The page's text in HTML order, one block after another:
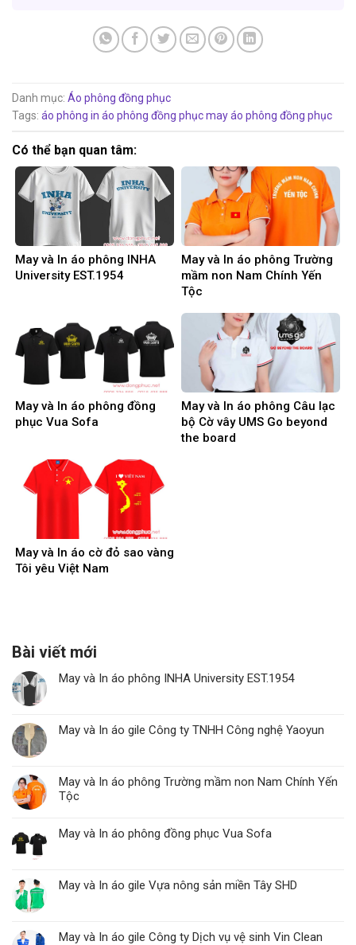
Danh mục: Áo phông đồng phục
Tags: áo phông in áo phông đồng phụcmay áo phông đồng phục
Có thể bạn quan tâm:
May và In áo phông INHA
University EST.1954
May và In áo phông Trường
mầm non Nam Chính Yến
Tộc
May và In áo phông đồng
phục Vua Sofa
May và In áo phông Câu lạc
bộ Cờ vây UMS Go beyond
the board
May và In áo cờ đỏ sao vàng
Tôi yêu Việt Nam
Bài viết mới
May và In áo phông INHA University EST.1954
May và In áo gile Công ty TNHH Công nghệ Yaoyun
May và In áo phông Trường mầm non Nam Chính Yến
Tộc
May và In áo phông đồng phục Vua Sofa
May và In áo gile Vựa nông sản miền Tây SHD
May và In áo gile Công ty Dịch vụ vệ sinh Vin Clean